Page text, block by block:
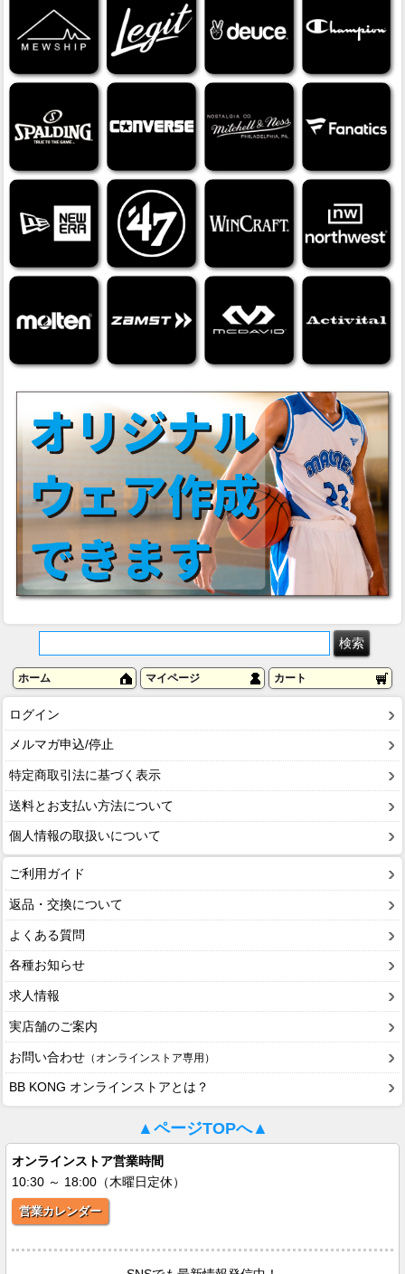
ホーム マイページ カート
ログイン
メルマガ申込/停止
特定商取引法に基づく表示
送料とお支払い方法について
個人情報の取扱いについて
ご利用ガイド
返品・交換について
よくある質問
各種お知らせ
求人情報
実店舗のご案内
お問い合わせ （オンラインストア専用）
BB KONG オンラインストアとは？
▲ページTOPへ▲
オンラインストア営業時間
10:30 ～ 18:00（木曜日定休）
営業カレンダー